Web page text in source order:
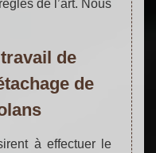
de l’art. Nous
de
de
à effectuer le